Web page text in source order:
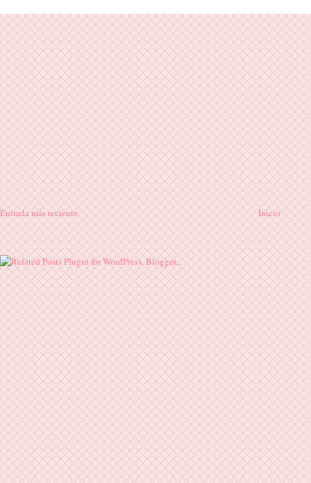
Entrada más reciente Inicio